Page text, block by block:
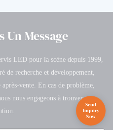
Un Message
LED pour la scène depuis 1999,
de recherche et développement,
vente. En cas de problème,
nous engageons à trouver une